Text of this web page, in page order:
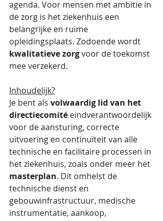
agenda. Voor mensen met ambitie in
de zorg is het ziekenhuis een
belangrijke en ruime
opleidingsplaats. Zodoende wordt
kwalitatieve zorg voor de toekomst
mee verzekerd.
Inhoudelijk?
Je bent als volwaardig lid van het
directiecomité eindverantwoordelijk
voor de aansturing, correcte
uitvoering en continuïteit van alle
technische en facilitaire processen in
het ziekenhuis, zoals onder meer het
masterplan. Dit omhelst de
technische dienst en
gebouwinfrastructuur, medische
instrumentatie, aankoop,